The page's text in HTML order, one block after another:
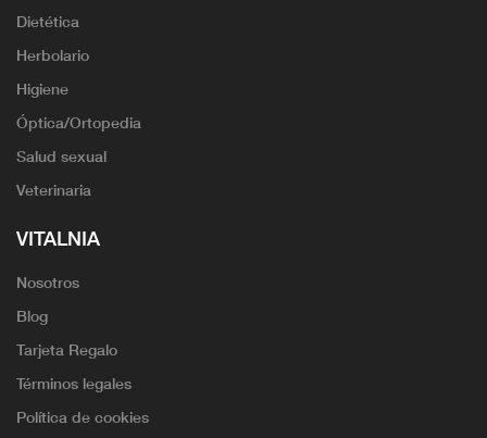
Dietética
Herbolario
Higiene
Óptica/Ortopedia
Salud sexual
Veterinaria
VITALNIA
Nosotros
Blog
Tarjeta Regalo
Términos legales
Política de cookies